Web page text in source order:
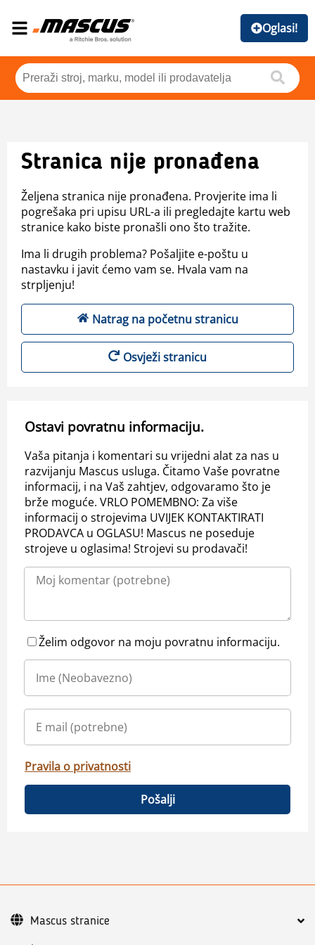
Oglasi!
Stranica nije pronađena
Željena stranica nije pronađena. Provjerite ima li
pogrešaka pri upisu URL-a ili pregledajte kartu web
stranice kako biste pronašli ono što tražite.
Ima li drugih problema? Pošaljite e-poštu u
nastavku i javit ćemo vam se. Hvala vam na
strpljenju!
Natrag na početnu stranicu
Osvježi stranicu
Ostavi povratnu informaciju.
Vaša pitanja i komentari su vrijedni alat za nas u
razvijanju Mascus usluga. Čitamo Vaše povratne
informacij, i na Vaš zahtjev, odgovaramo što je
brže moguće. VRLO POMEMBNO: Za više
informacij o strojevima UVIJEK KONTAKTIRATI
PRODAVCA u OGLASU! Mascus ne poseduje
strojeve u oglasima! Strojevi su prodavači!
Želim odgovor na moju povratnu informaciju.
Pravila o privatnosti
Pošalji
Mascus stranice